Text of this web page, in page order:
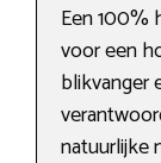
Een 100%
voor een
blikvanger
natuurlijke